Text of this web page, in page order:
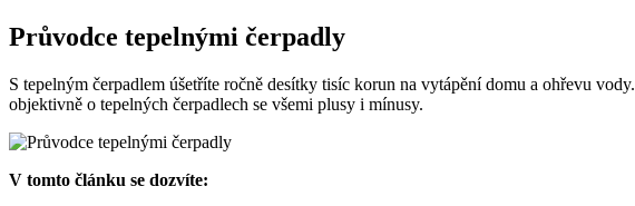
Průvodce tepelnými čerpadly
S tepelným čerpadlem úšetříte ročně desítky tisíc korun na vytápění domu a ohřevu
objektivně o tepelných čerpadlech se všemi plusy i mínusy.
V tomto článku se dozvíte: